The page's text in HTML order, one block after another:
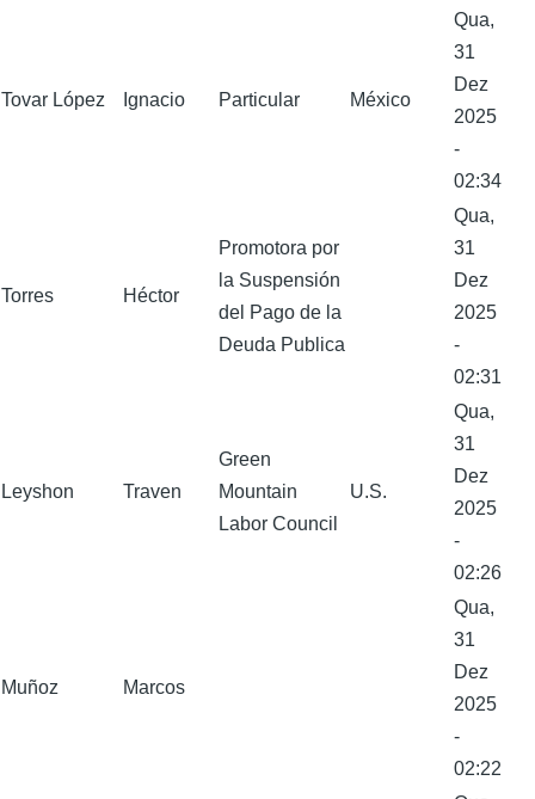
Tovar López Ignacio Particular México
Qua,
31
Dez
2025
-
02:34
Torres Héctor
Promotora por
la Suspensión
del Pago de la
Deuda Publica
Qua,
31
Dez
2025
-
02:31
Leyshon Traven
Green
Mountain
Labor Council
U.S.
Qua,
31
Dez
2025
-
02:26
Muñoz Marcos
Qua,
31
Dez
2025
-
02:22